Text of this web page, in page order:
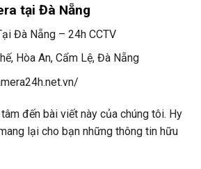
tại Đà Nẵng
Đà Nẵng – 24h CCTV
Hòa An, Cẩm Lệ, Đà Nẵng
đến bài viết này của chúng tôi. Hy
lại cho bạn những thông tin hữu